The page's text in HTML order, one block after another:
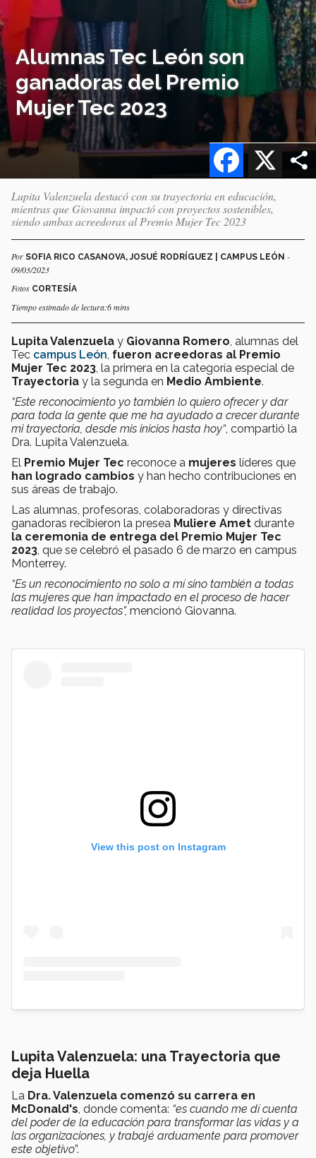
Alumnas Tec León son
ganadoras del Premio
Mujer Tec 2023
X
Facebook
Lupita Valenzuela destacó con su trayectoria en educación,
mientras que Giovanna impactó con proyectos sostenibles,
siendo ambas acreedoras al Premio Mujer Tec 2023
Por SOFIA RICO CASANOVA, JOSUÉ RODRÍGUEZ | CAMPUS LEÓN -
09/03/2023
Fotos CORTESÍA
Tiempo estimado de lectura:6 mins
Lupita Valenzuela y Giovanna Romero , alumnas del
Tec campus León fueron acreedoras al Premio
Mujer Tec 2023 , la primera en la categoría especial de
Trayectoria y la segunda en Medio Ambiente.
“Este reconocimiento yo también lo quiero ofrecer y dar
para toda la gente que me ha ayudado a crecer durante
mi trayectoria, desde mis inicios hasta hoy“ , compartió la
Dra. Lupita Valenzuela.
El Premio Mujer Tec reconoce a mujeres líderes que
han logrado cambios y han hecho contribuciones en
sus áreas de trabajo.
Las alumnas, profesoras, colaboradoras y directivas
ganadoras recibieron la presea Muliere Amet durante
la ceremonia de entrega del Premio Mujer Tec
2023 , que se celebró el pasado 6 de marzo en campus
Monterrey.
“Es un reconocimiento no solo a mí sino también a todas
las mujeres que han impactado en el proceso de hacer
realidad los proyectos”, mencionó Giovanna.
View this post on Instagram
Lupita Valenzuela: una Trayectoria que
deja Huella
La Dra. Valenzuela comenzó su carrera en
McDonald's, donde comenta: “es cuando me dí cuenta
del poder de la educación para transformar las vidas y a
las organizaciones, y trabajé arduamente para promover
este objetivo”.